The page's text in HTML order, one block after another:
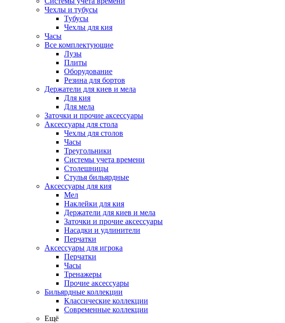
Чехлы и тубусы
Тубусы
Чехлы для кия
Часы
Все комплектующие
Лузы
Плиты
Оборудование
Резина для бортов
Держатели для киев и мела
Для кия
Для мела
Заточки и прочие аксессуары
Аксессуары для стола
Чехлы для столов
Часы
Треугольники
Системы учета времени
Столешницы
Стулья бильярдные
Аксессуары для кия
Мел
Наклейки для кия
Держатели для киев и мела
Заточки и прочие аксессуары
Насадки и удлинители
Перчатки
Аксессуары для игрока
Перчатки
Часы
Тренажеры
Прочие аксессуары
Бильярдные коллекции
Классические коллекции
Современные коллекции
Ещё